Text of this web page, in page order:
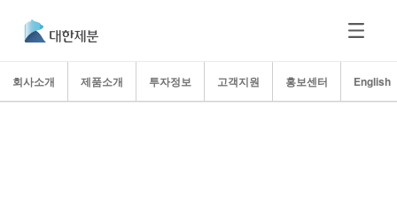
회사소개 제품소개 투자정보 고객지원 홍보센터 English